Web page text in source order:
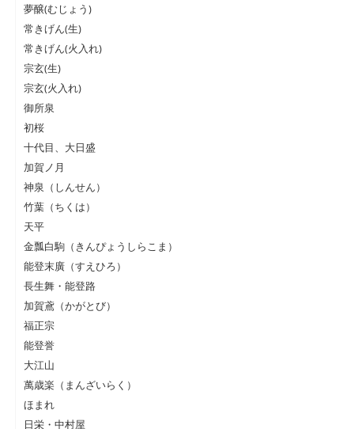
夢醸(むじょう)
常きげん(生)
常きげん(火入れ)
宗玄(生)
宗玄(火入れ)
御所泉
初桜
十代目、大日盛
加賀ノ月
神泉（しんせん）
竹葉（ちくは）
天平
金瓢白駒（きんぴょうしらこま）
能登末廣（すえひろ）
長生舞・能登路
加賀鳶（かがとび）
福正宗
能登誉
大江山
萬歳楽（まんざいらく）
ほまれ
日栄・中村屋